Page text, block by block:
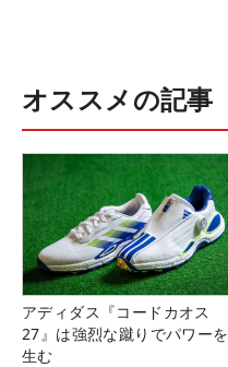
オススメの記事
アディダス『コードカオス
27』は強烈な蹴りでパワーを
生む